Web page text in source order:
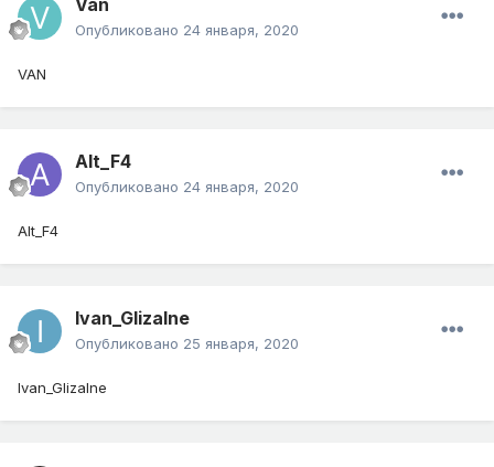
Van
Опубликовано 24 января, 2020
VAN
Alt_F4
Опубликовано 24 января, 2020
Alt_F4
Ivan_Glizalne
Опубликовано 25 января, 2020
Ivan_Glizalne